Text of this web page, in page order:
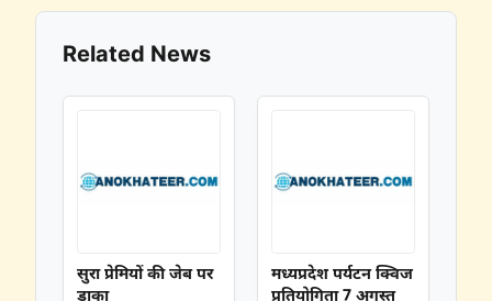
Related News
सुरा प्रेमियों की जेब पर
मध्यप्रदेश पर्यटन क्विज